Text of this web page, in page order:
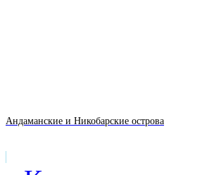
Андаманские и Никобарские острова